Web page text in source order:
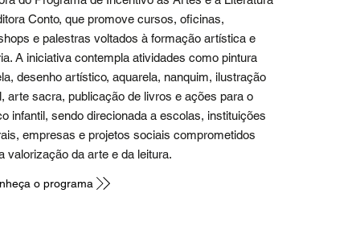
Conto, que promove cursos, oficinas,
e palestras voltados à formação artística e
A iniciativa contempla atividades como pintura
desenho artístico, aquarela, nanquim, ilustração
arte sacra, publicação de livros e ações para o
infantil, sendo direcionada a escolas, instituições
empresas e projetos sociais comprometidos
valorização da arte e da leitura.
o programa